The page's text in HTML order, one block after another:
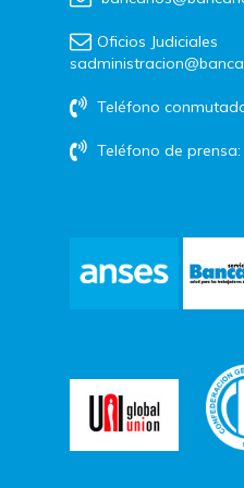
Oficios Judiciales
Teléfono
Teléfono de